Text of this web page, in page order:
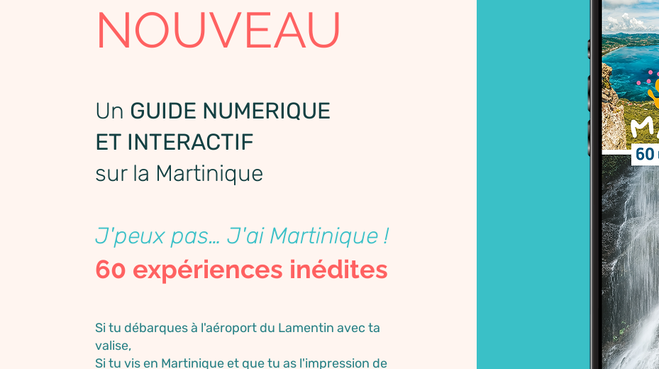
NOUVEAU
Un GUIDE NUMERIQUE
ET INTERACTIF
sur la Martinique
J'peux pas… J'ai Martinique !
60 expériences inédites
Si tu débarques à l'aéroport du Lamentin avec ta
valise,
Si tu vis en Martinique et que tu as l'impression de